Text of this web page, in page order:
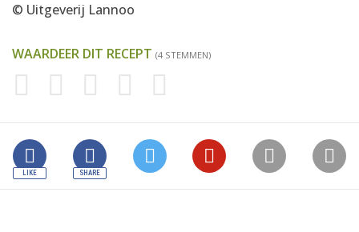
© Uitgeverij Lannoo
WAARDEER DIT RECEPT (4 STEMMEN)